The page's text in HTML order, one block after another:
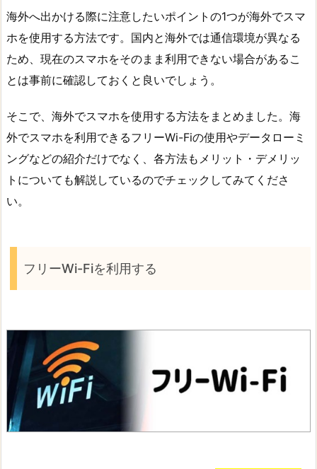
海外へ出かける際に注意したいポイントの1つが海外でスマ
ホを使用する方法です。国内と海外では通信環境が異なる
ため、現在のスマホをそのまま利用できない場合があるこ
とは事前に確認しておくと良いでしょう。
そこで、海外でスマホを使用する方法をまとめました。海
外でスマホを利用できるフリーWi-Fiの使用やデータローミ
ングなどの紹介だけでなく、各方法もメリット・デメリッ
トについても解説しているのでチェックしてみてくださ
い。
フリーWi-Fiを利用する